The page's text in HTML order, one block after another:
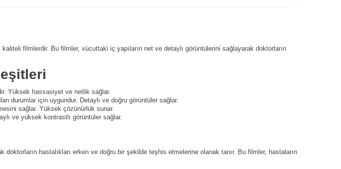
filmlerdir. Bu filmler, vücuttaki iç yapıların net ve detaylı görüntülerini sağlayarak doktorların
Yüksek hassasiyet ve netlik sağlar.
durumlar için uygundur. Detaylı ve doğru görüntüler sağlar.
sağlar. Yüksek çözünürlük sunar.
ve yüksek kontrastlı görüntüler sağlar.
hastalıkları erken ve doğru bir şekilde teşhis etmelerine olanak tanır. Bu filmler, hastaların